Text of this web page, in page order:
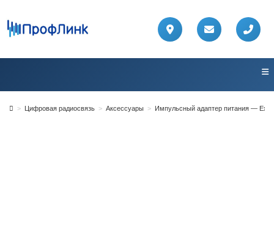
> Цифровая радиосвязь > Аксессуары > Импульсный адаптер питания —